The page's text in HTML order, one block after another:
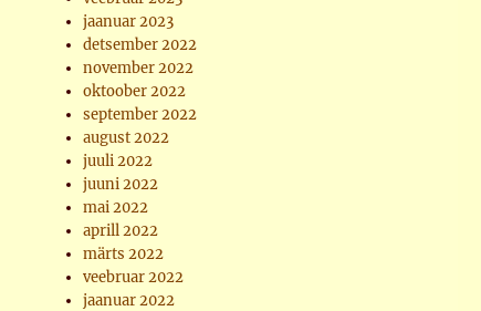
jaanuar 2023
detsember 2022
november 2022
oktoober 2022
september 2022
august 2022
juuli 2022
juuni 2022
mai 2022
aprill 2022
märts 2022
veebruar 2022
jaanuar 2022